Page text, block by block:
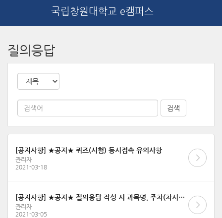
국립창원대학교 e캠퍼스
질의응답
[공지사항] ★공지★ 퀴즈(시험) 동시접속 유의사항
관리자
2021-03-18
[공지사항] ★공지★ 질의응답 작성 시 과목명, 주차(차시)명, 문의내용을 상세히 작성해 주세요
관리자
2021-03-05